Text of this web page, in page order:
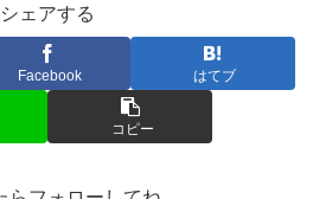
シェアする
Facebook はてブ
コピー